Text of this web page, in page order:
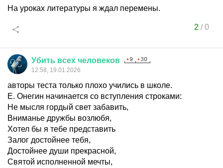
На уроках литературы я ждал перемены.
2 /0
Убить всех человеков
12:58, 19.01.2026
авторы теста только плохо учились в школе.
Е. Онегин начинается со вступления строками:
Не мысля гордый свет забавить,
Вниманье дружбы возлюбя,
Хотел бы я тебе представить
Залог достойнее тебя,
Достойнее души прекрасной,
Святой исполненной мечты,